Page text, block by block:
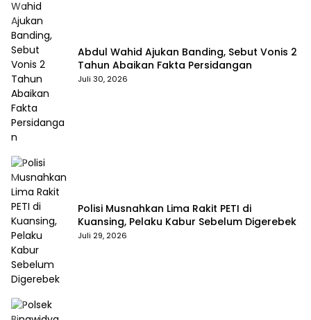
Abdul Wahid Ajukan Banding, Sebut Vonis 2
Tahun Abaikan Fakta Persidangan
Juli 30, 2026
Polisi Musnahkan Lima Rakit PETI di
Kuansing, Pelaku Kabur Sebelum Digerebek
Juli 29, 2026